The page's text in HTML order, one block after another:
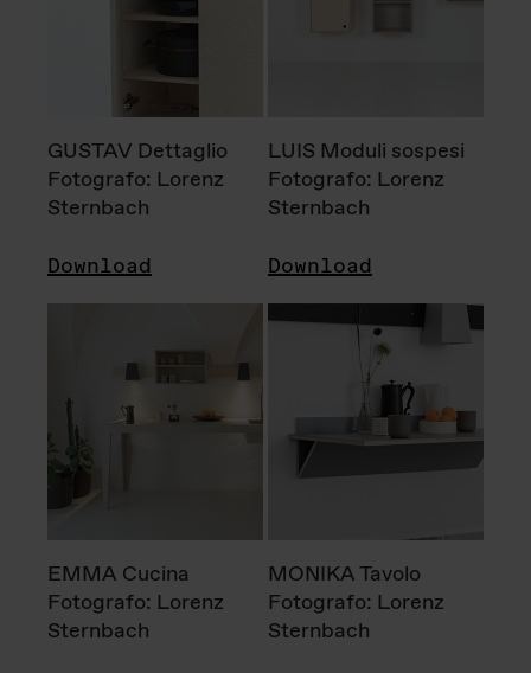
GUSTAV Dettaglio
Fotografo: Lorenz
Sternbach
Download
LUIS Moduli sospesi
Fotografo: Lorenz
Sternbach
Download
EMMA Cucina
Fotografo: Lorenz
Sternbach
MONIKA Tavolo
Fotografo: Lorenz
Sternbach